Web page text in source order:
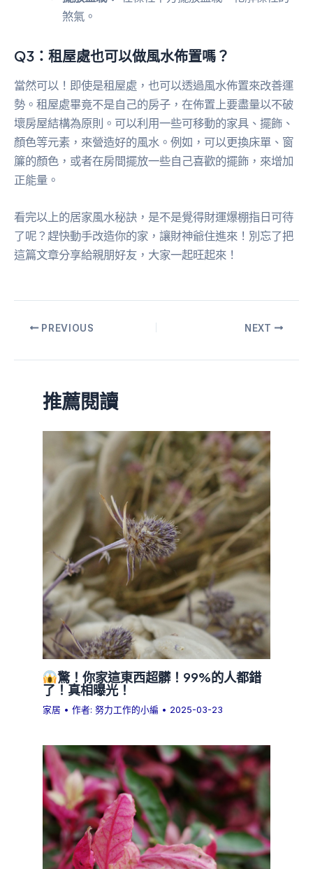
煞氣。
Q3：租屋處也可以做風水佈置嗎？
當然可以！即使是租屋處，也可以透過風水佈置來改善運
勢。租屋處畢竟不是自己的房子，在佈置上要盡量以不破
壞房屋結構為原則。可以利用一些可移動的家具、擺飾、
顏色等元素，來營造好的風水。例如，可以更換床單、窗
簾的顏色，或者在房間擺放一些自己喜歡的擺飾，來增加
正能量。
看完以上的居家風水秘訣，是不是覺得財運爆棚指日可待
了呢？趕快動手改造你的家，讓財神爺住進來！別忘了把
這篇文章分享給親朋好友，大家一起旺起來！
PREVIOUS NEXT
推薦閱讀
驚！你家這東西超髒！99%的人都錯
了！真相曝光！
家居 • 作者:努力工作的小編 • 2025-03-23